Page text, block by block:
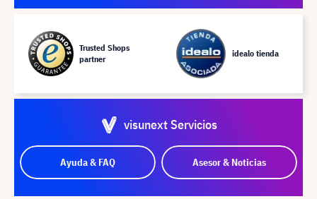
Trusted Shops
partner
idealo tienda
visunext Servicios
Ayuda & FAQ Asesor & Noticias